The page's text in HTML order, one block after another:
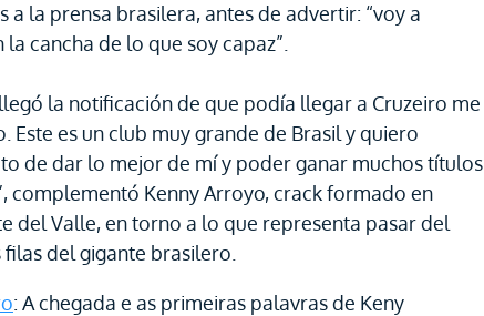
a la prensa brasilera, antes de advertir: “voy a
cancha de lo que soy capaz”.
la notificación de que podía llegar a Cruzeiro me
Este es un club muy grande de Brasil y quiero
de dar lo mejor de mí y poder ganar muchos títulos
complementó Kenny Arroyo, crack formado en
del Valle, en torno a lo que representa pasar del
filas del gigante brasilero.
: A chegada e as primeiras palavras de Keny